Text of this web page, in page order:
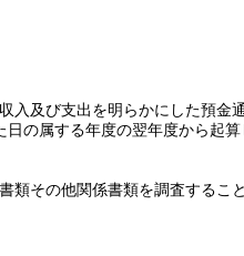
及び支出を明らかにした預金
の属する年度の翌年度から起
その他関係書類を調査すること